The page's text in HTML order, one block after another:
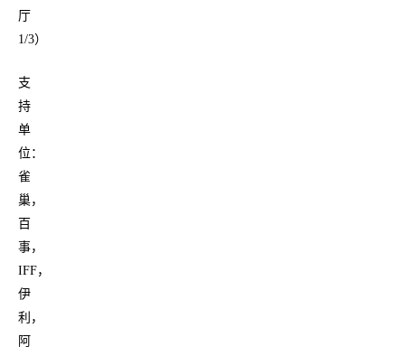
厅
1/3）
支
持
单
位：
雀
巢，
百
事，
IFF，
伊
利，
阿